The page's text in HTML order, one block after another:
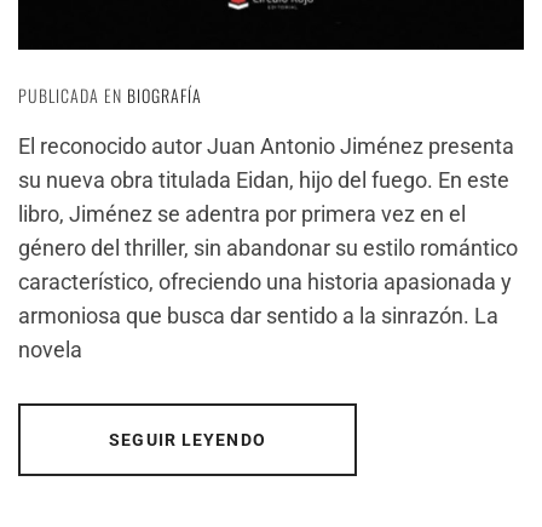
PUBLICADA EN BIOGRAFÍA
El reconocido autor Juan Antonio Jiménez presenta
su nueva obra titulada Eidan, hijo del fuego. En este
libro, Jiménez se adentra por primera vez en el
género del thriller, sin abandonar su estilo romántico
característico, ofreciendo una historia apasionada y
armoniosa que busca dar sentido a la sinrazón. La
novela
SEGUIR LEYENDO